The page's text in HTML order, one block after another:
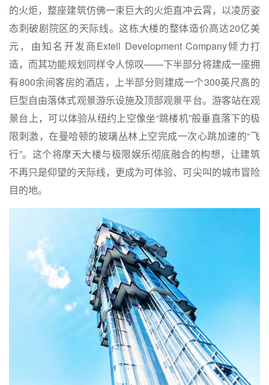
的火炬，整座建筑仿佛一束巨大的火炬直冲云霄，以凌厉姿
态刺破剧院区的天际线。这栋大楼的整体造价高达20亿美
元，由知名开发商Extell Development Company倾力打
造，而其功能规划同样令人惊叹——下半部分将建成一座拥
有800余间客房的酒店，上半部分则建成一个300英尺高的
巨型自由落体式观景游乐设施‌及顶部观景平台。游客站在观
景台上，可以体验从纽约上空像坐“跳楼机”般垂直落下的极
限刺激，在曼哈顿的玻璃丛林上空完成一次心跳加速的“飞
行”。这个将摩天大楼与极限娱乐彻底融合的构想，让建筑
不再只是仰望的天际线，更成为可体验、可尖叫的城市冒险
目的地。